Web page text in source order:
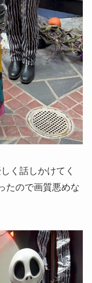
く話しかけてく
たので画質悪めな